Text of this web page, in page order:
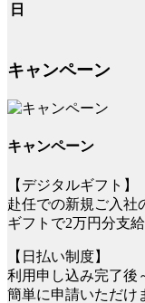
日
キャンペーン
キャンペーン
【デジタルギフト】
赴任での新規ご入社
ギフトで2万円分支
【日払い制度】
利用申し込み完了後
簡単に申請いただけ